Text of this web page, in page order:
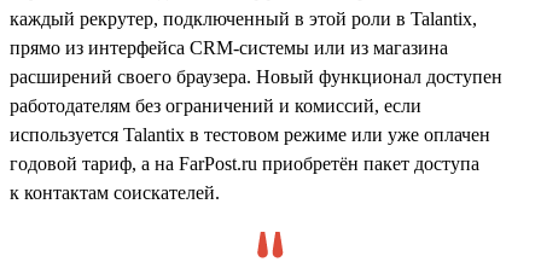
каждый рекрутер, подключенный в этой роли в Talantix,
прямо из интерфейса CRM-системы или из магазина
расширений своего браузера. Новый функционал доступен
работодателям без ограничений и комиссий, если
используется Talantix в тестовом режиме или уже оплачен
годовой тариф, а на FarPost.ru приобретён пакет доступа
к контактам соискателей.